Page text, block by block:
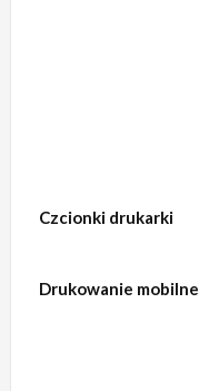
Czcionki drukarki
Drukowanie mobilne